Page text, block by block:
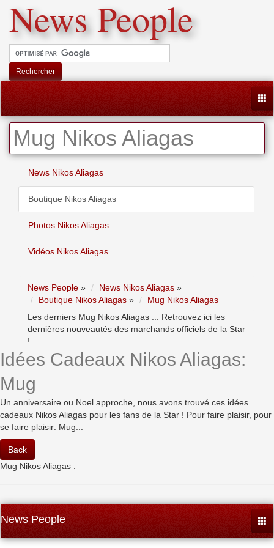
News People
Rechercher
Mug Nikos Aliagas
News Nikos Aliagas
Boutique Nikos Aliagas
Photos Nikos Aliagas
Vidéos Nikos Aliagas
News People » News Nikos Aliagas »
Boutique Nikos Aliagas »
Mug Nikos Aliagas
Les derniers Mug Nikos Aliagas ... Retrouvez ici les
dernières nouveautés des marchands officiels de la Star
!
Idées Cadeaux Nikos Aliagas:
Mug
Un anniversaire ou Noel approche, nous avons trouvé ces idées
cadeaux Nikos Aliagas pour les fans de la Star ! Pour faire plaisir, pour
se faire plaisir: Mug...
Back
Mug Nikos Aliagas :
News People